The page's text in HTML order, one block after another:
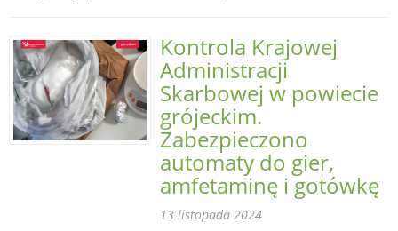
Kontrola Krajowej
Administracji
Skarbowej w powiecie
grójeckim.
Zabezpieczono
automaty do gier,
amfetaminę i gotówkę
13 listopada 2024